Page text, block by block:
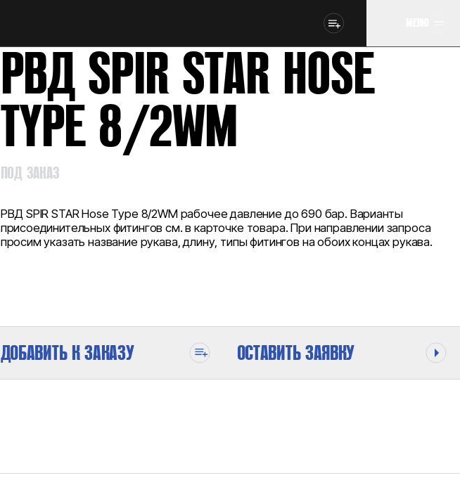
РВД SPIR STAR HOSE
TYPE 8/2WM
ПОД ЗАКАЗ
РВД SPIR STAR Hose Type 8/2WM рабочее давление до 690 бар. Варианты
присоединительных фитингов см. в карточке товара. При направлении запроса
просим указать название рукава, длину, типы фитингов на обоих концах рукава.
ДОБАВИТЬ К ЗАКАЗУ ОСТАВИТЬ ЗАЯВКУ